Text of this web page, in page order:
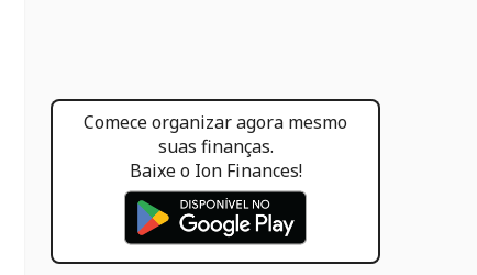
Comece organizar agora mesmo
suas finanças.
Baixe o Ion Finances!